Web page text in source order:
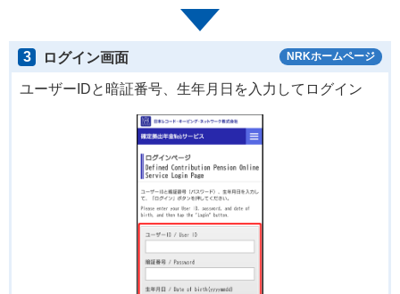
3 ログイン画面 NRKホームページ
ユーザーIDと暗証番号、生年月日を入力してログイン